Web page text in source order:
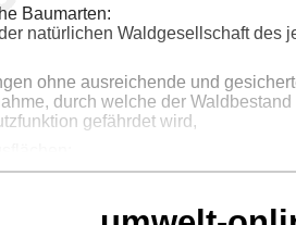
Baumarten:
natürlichen Waldgesellschaft des
ohne ausreichende und
durch welche der
gefährdet wird,
Forstkulturen, Unterbauflächen
und Sträucher oder Teile